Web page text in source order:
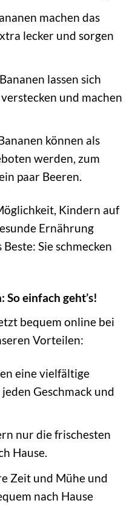
machen das
lecker und sorgen
Bananen lassen sich
und machen
können als
werden, zum
paar Beeren.
Kindern auf
Ernährung
Sie schmecken
einfach geht’s!
bequem online bei
Vorteilen:
eine vielfältige
Geschmack und
nur die frischesten
Hause.
Zeit und Mühe und
nach Hause